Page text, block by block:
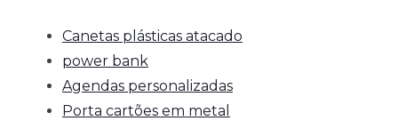
Canetas plásticas atacado
power bank
Agendas personalizadas
Porta cartões em metal